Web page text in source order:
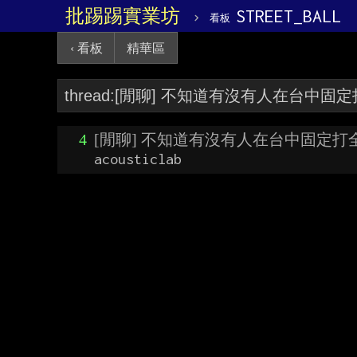
批踢踢實業坊 › 看板 STREET_BALL
‹ 看板 精華區
4 [閒聊] 不知道有沒有人在台中固定打
acousticlab